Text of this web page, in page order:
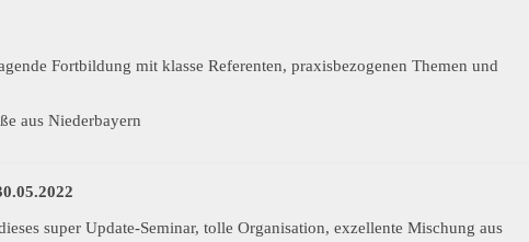
Fortbildung mit klasse Referenten, praxisbezogenen Themen und
aus Niederbayern
super Update-Seminar, tolle Organisation, exzellente Mischung aus